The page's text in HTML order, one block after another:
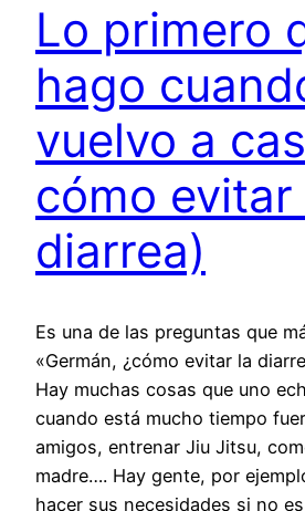
Lo primero
hago
vuelvo a
cómo evitar
diarrea)
Es una de las preguntas que
«Germán, ¿cómo evitar la
Hay muchas cosas que uno
cuando está mucho tiempo
amigos, entrenar Jiu Jitsu,
madre…. Hay gente, por
hacer sus necesidades si no